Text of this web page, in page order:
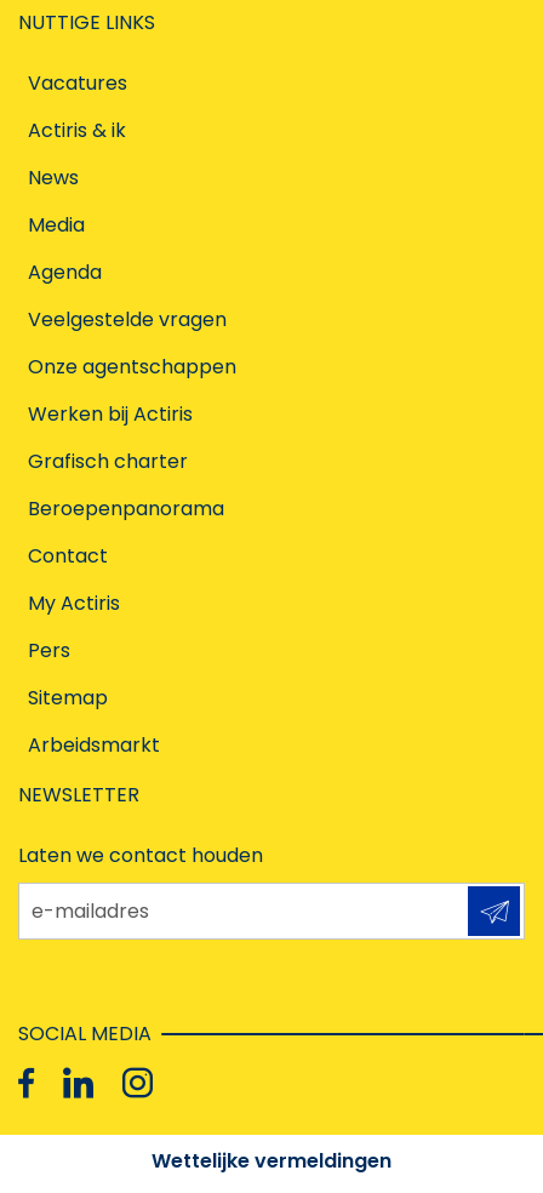
NUTTIGE LINKS
Vacatures
Actiris & ik
News
Media
Agenda
Veelgestelde vragen
Onze agentschappen
Werken bij Actiris
Grafisch charter
Beroepenpanorama
Contact
My Actiris
Pers
Sitemap
Arbeidsmarkt
NEWSLETTER
Laten we contact houden
e-mailadres
SOCIAL MEDIA
Wettelijke vermeldingen